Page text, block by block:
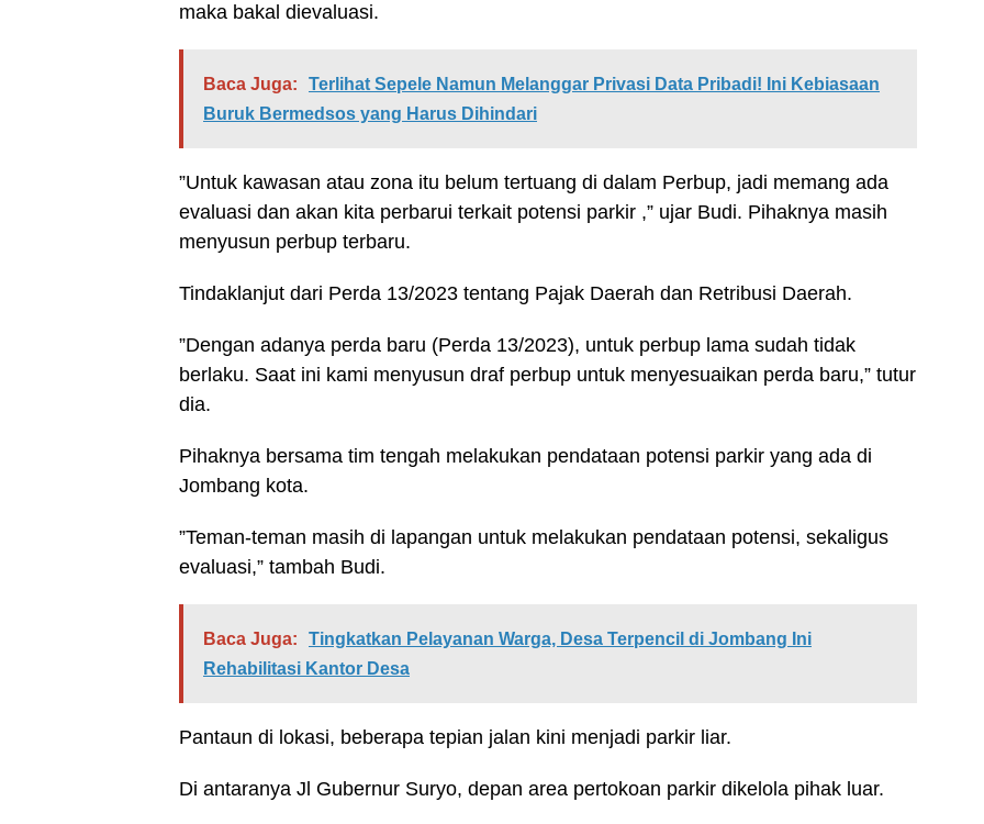
maka bakal dievaluasi.
Baca Juga:
Terlihat Sepele Namun Melanggar Privasi Data Pribadi! Ini Kebiasaan
Buruk Bermedsos yang Harus Dihindari
”Untuk kawasan atau zona itu belum tertuang di dalam Perbup, jadi memang ada
evaluasi dan akan kita perbarui terkait potensi parkir ,” ujar Budi. Pihaknya masih
menyusun perbup terbaru.
Tindaklanjut dari Perda 13/2023 tentang Pajak Daerah dan Retribusi Daerah.
”Dengan adanya perda baru (Perda 13/2023), untuk perbup lama sudah tidak
berlaku. Saat ini kami menyusun draf perbup untuk menyesuaikan perda baru,” tutur
dia.
Pihaknya bersama tim tengah melakukan pendataan potensi parkir yang ada di
Jombang kota.
”Teman-teman masih di lapangan untuk melakukan pendataan potensi, sekaligus
evaluasi,” tambah Budi.
Baca Juga:
Tingkatkan Pelayanan Warga, Desa Terpencil di Jombang Ini
Rehabilitasi Kantor Desa
Pantaun di lokasi, beberapa tepian jalan kini menjadi parkir liar.
Di antaranya Jl Gubernur Suryo, depan area pertokoan parkir dikelola pihak luar.